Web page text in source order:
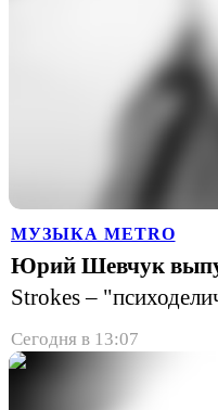
МУЗЫКА METRO
Юрий Шевчук
Strokes –
Сегодня в 13:07